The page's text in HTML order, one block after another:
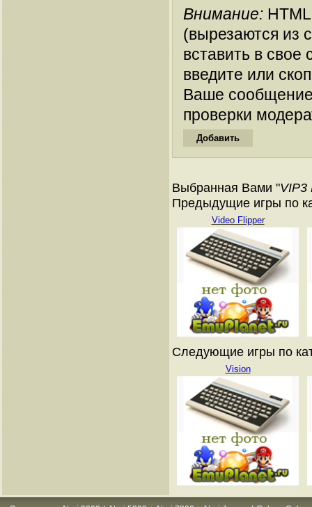
Внимание:
(вырезаются из
вставить в
введите или
Ваше
проверки
Выбранная Вами "VIP3
Предыдущие игры по
Video Flipper
Следующие игры по
Vision